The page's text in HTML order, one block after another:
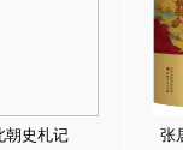
朝史札记 张